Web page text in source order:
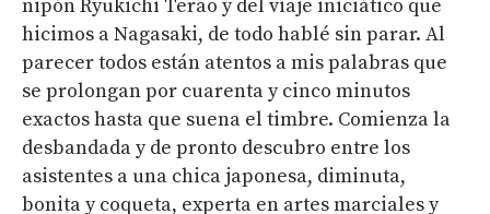
nipón Ryukichi Terao y del viaje iniciático que
hicimos a Nagasaki, de todo hablé sin parar. Al
parecer todos están atentos a mis palabras que
se prolongan por cuarenta y cinco minutos
exactos hasta que suena el timbre. Comienza la
desbandada y de pronto descubro entre los
asistentes a una chica japonesa, diminuta,
bonita y coqueta, experta en artes marciales y